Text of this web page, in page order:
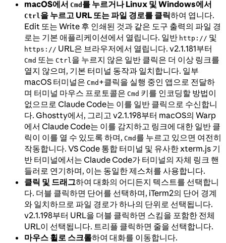
macOS에서 Cmd 를 누르거나 Linux 및 Windows에서
Ctrl 을 누르고 URL 또는 파일 경로를 클릭하여 엽니다.
Edit 또는 Write 후 인쇄된 것과 같은 도구 출력의 파일 경
로는 기본 애플리케이션에서 열립니다. 일반 http:// 및
https:// URL은 브라우저에서 열립니다. v2.1.181부터
Cmd 또는 Ctrl 을 누르지 않은 일반 클릭은 더 이상 링크를
열지 않으며, 기본 터미널 동작과 일치합니다. 일부
macOS 터미널은 Cmd +클릭을 실행 중인 앱으로 전달하
며 터미널 마우스 프로토콜은 Cmd 키를 인코딩할 방법이
없으므로 Claude Code는 이를 일반 클릭으로 수신합니
다. Ghostty에서, 그리고 v2.1.198부터 macOS의 Warp
에서 Claude Code는 이를 감지하고 링크에 대한 일반 클
릭이 이를 열 수 있도록 하며, Cmd 를 누르고 있으면 여전히
작동합니다. VS Code 통합 터미널 및 유사한 xterm.js 기
반 터미널에서는 Claude Code가 터미널의 자체 링크 핸
들러로 연기하며, 이는 동일한 제스처를 사용합니다.
클릭 및 드래그하여 대화의 어디든지 텍스트를 선택합니
다. 더블 클릭하면 단어를 선택하며, iTerm2의 단어 경계
와 일치하므로 파일 경로가 하나의 단위로 선택됩니다.
v2.1.198부터 URL을 더블 클릭하면 스킴을 포함한 전체
URL이 선택됩니다. 트리플 클릭하면 줄을 선택합니다.
마우스 휠로 스크롤하여 대화를 이동합니다.